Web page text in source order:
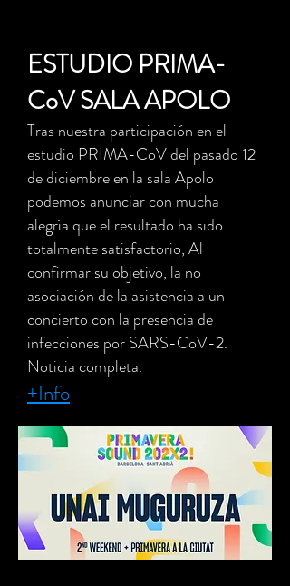
ESTUDIO PRIMA-
CoV SALA APOLO
Tras nuestra participación en el
estudio PRIMA-CoV del pasado 12
de diciembre en la sala Apolo
podemos anunciar con mucha
alegría que el resultado ha sido
totalmente satisfactorio, Al
confirmar su objetivo, la no
asociación de la asistencia a un
concierto con la presencia de
infecciones por SARS-CoV-2.
Noticia completa.
+Info